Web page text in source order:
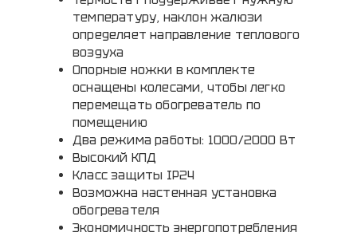
температуру, наклон жалюзи
определяет направление теплового
воздуха
Опорные ножки в комплекте
оснащены колесами, чтобы легко
перемещать обогреватель по
помещению
Два режима работы: 1000/2000 Вт
Высокий КПД
Класс защиты IP24
Возможна настенная установка
обогревателя
Экономичность энергопотребления